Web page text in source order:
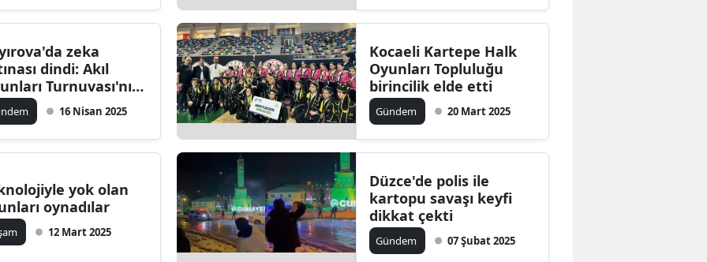
Kocaeli
Konya
Kütahya
Manisa
Kahramanmaraş
Mardin
zeka
dindi: Akıl
Turnuvası'nın
ödüllerine
16 Nisan 2025
Kocaeli Kartepe Halk
Oyunları Topluluğu
birincilik elde etti
Gündem 20 Mart 2025
yok olan
oynadılar
12 Mart 2025
Düzce'de polis ile
kartopu savaşı keyfi
dikkat çekti
Gündem 07 Şubat 2025